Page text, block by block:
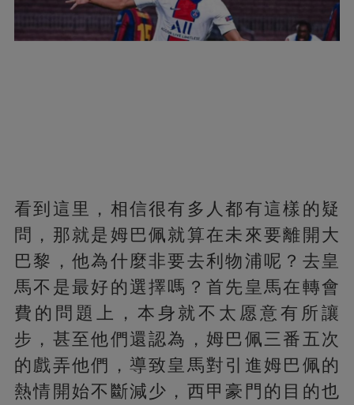
看到這里，相信很有多人都有這樣的疑
問，那就是姆巴佩就算在未來要離開大
巴黎，他為什麼非要去利物浦呢？去皇
馬不是最好的選擇嗎？首先皇馬在轉會
費的問題上，本身就不太愿意有所讓
步，甚至他們還認為，姆巴佩三番五次
的戲弄他們，導致皇馬對引進姆巴佩的
熱情開始不斷減少，西甲豪門的目的也